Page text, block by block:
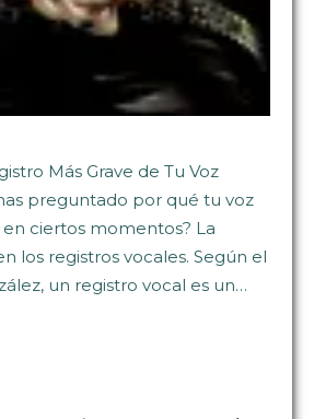
Más Grave de Tu Voz
preguntado por qué tu voz
ciertos momentos? La
los registros vocales. Según el
un registro vocal es un…